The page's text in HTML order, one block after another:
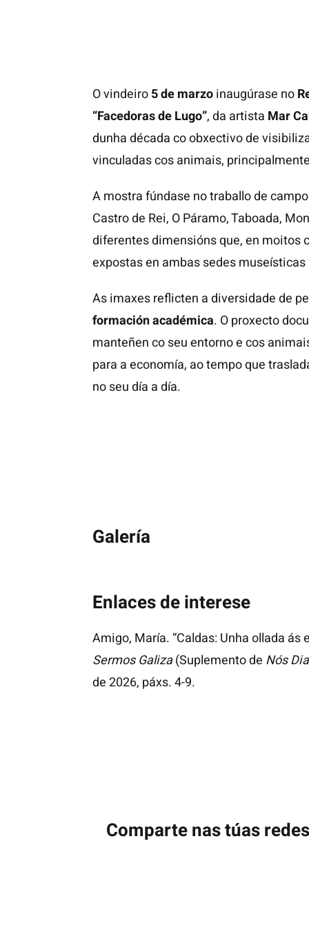
O vindeiro5 de marzoinaugúrase no
“Facedoras de Lugo”, da artista Mar
dunha década co obxectivo de
vinculadas cos animais,
A mostra fúndase no traballo de
Castro de Rei, O Páramo, Taboada,
diferentes dimensións que, en moitos
expostas en ambas sedes
As imaxes reflicten a diversidade de
formación académica. O proxecto
manteñen co seu entorno e cos
para a economía, ao tempo que
no seu día a día.
Galería
Enlaces de interese
Amigo, María. “Caldas: Unha ollada ás
Sermos Galiza(Suplemento de Nós
de 2026, páxs.4-9.
Comparte nas túas redes